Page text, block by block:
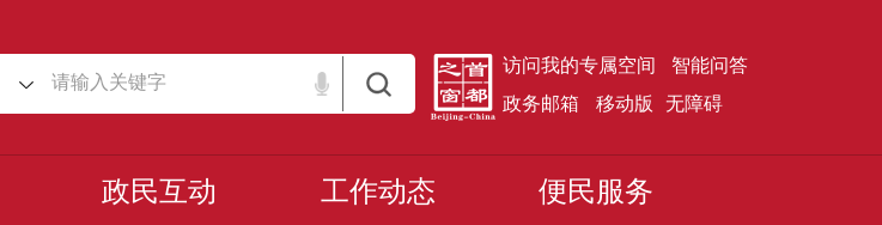
访问我的专属空间
智能问答
政务邮箱
移动版 无障碍
政民互动 工作动态 便民服务